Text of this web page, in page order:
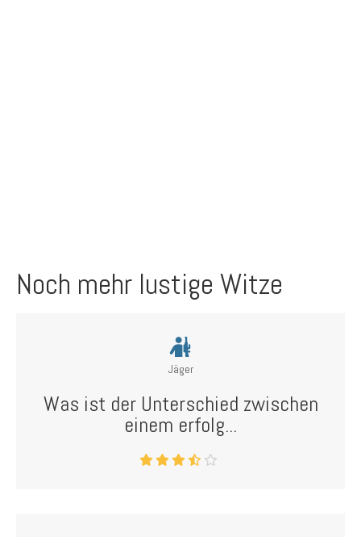
Noch mehr lustige Witze
Jäger
Was ist der Unterschied zwischen
einem erfolg...